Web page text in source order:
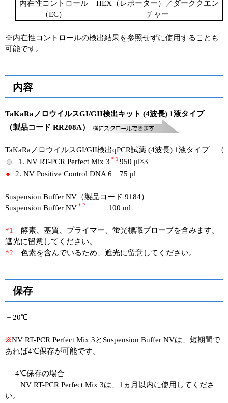
内在性コントロール
（EC）
HEX（レポーター）／ダーククエン
チャー
※内在性コントロールの検出結果を参照せずに使用することも
可能です。
内容
TaKaRaノロウイルスGI/GII検出キット (4波長) 1液タイプ
（製品コード RR208A）
TaKaRaノロウイルスGI/GII検出qPCR試薬 (4波長) 1液タイプ （
1. NV RT-PCR Perfect Mix 3 ＊1 950 μl×3
2. NV Positive Control DNA 6
75 μl
Suspension Buffer NV（製品コード 9184）
Suspension Buffer NV ＊2 100 ml
*1
酵素、基質、プライマー、蛍光標識プローブを含みます。
遮光に留意してください。
*2 色素を含んでいるため、遮光に留意してください。
保存
－20℃
※NV RT-PCR Perfect Mix 3とSuspension Buffer NVは、短期間で
あれば4℃保存が可能です。
4℃保存の場合
NV RT-PCR Perfect Mix 3は、1ヵ月以内に使用してくださ
い。